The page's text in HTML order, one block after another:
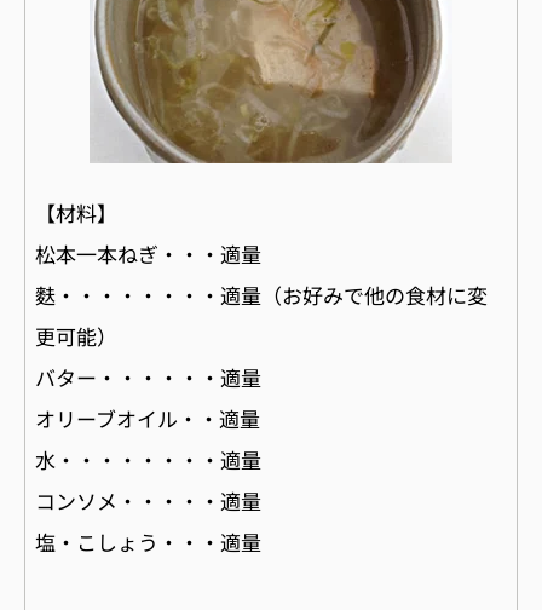
【材料】
松本一本ねぎ・・・適量
麩・・・・・・・・適量（お好みで他の食材に変
更可能）
バター・・・・・・適量
オリーブオイル・・適量
水・・・・・・・・適量
コンソメ・・・・・適量
塩・こしょう・・・適量